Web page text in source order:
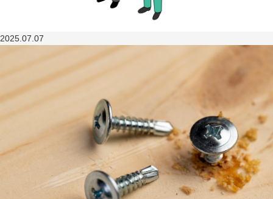
2025.07.07